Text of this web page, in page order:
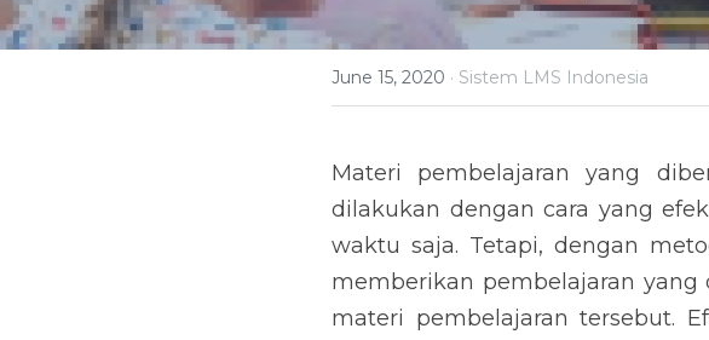
June 15, 2020 · Sistem LMS Indonesia
Materi pembelajaran yang
dilakukan dengan cara yang
waktu saja. Tetapi, dengan
memberikan pembelajaran
materi pembelajaran tersebut.